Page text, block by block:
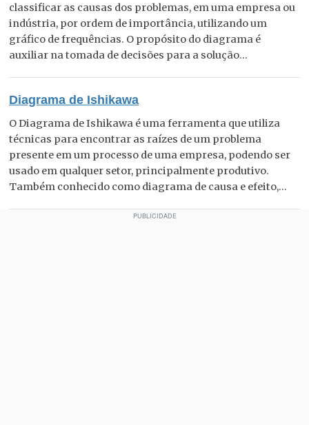
classificar as causas dos problemas, em uma empresa ou
indústria, por ordem de importância, utilizando um
gráfico de frequências. O propósito do diagrama é
auxiliar na tomada de decisões para a solução...
Diagrama de Ishikawa
O Diagrama de Ishikawa é uma ferramenta que utiliza
técnicas para encontrar as raízes de um problema
presente em um processo de uma empresa, podendo ser
usado em qualquer setor, principalmente produtivo.
Também conhecido como diagrama de causa e efeito,...